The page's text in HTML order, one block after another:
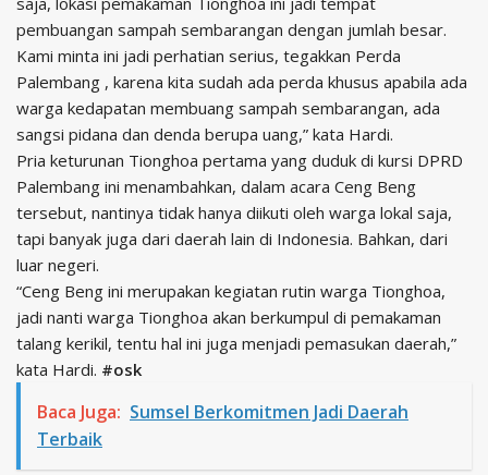
pembuangan sampah sembarangan dengan jumlah besar.
Kami minta ini jadi perhatian serius, tegakkan Perda
Palembang , karena kita sudah ada perda khusus apabila ada
warga kedapatan membuang sampah sembarangan, ada
sangsi pidana dan denda berupa uang,” kata Hardi.
Pria keturunan Tionghoa pertama yang duduk di kursi DPRD
Palembang ini menambahkan, dalam acara Ceng Beng
tersebut, nantinya tidak hanya diikuti oleh warga lokal saja,
tapi banyak juga dari daerah lain di Indonesia. Bahkan, dari
luar negeri.
“Ceng Beng ini merupakan kegiatan rutin warga Tionghoa,
jadi nanti warga Tionghoa akan berkumpul di pemakaman
talang kerikil, tentu hal ini juga menjadi pemasukan daerah,”
kata Hardi. #osk
Baca Juga: Sumsel Berkomitmen Jadi Daerah
Terbaik